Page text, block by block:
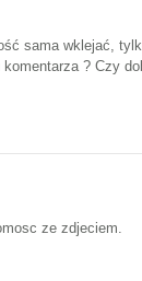
sama wklejać,
? Czy
ze zdjeciem.